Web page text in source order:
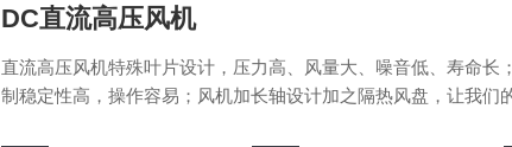
DC直流高压风机
直流高压风机特殊叶片设计，压力高、风量大、噪音低、寿命长
制稳定性高，操作容易；风机加长轴设计加之隔热风盘，让我们